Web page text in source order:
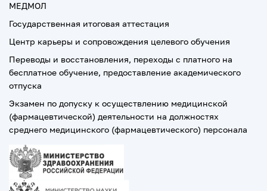
МЕДМОЛ
Государственная итоговая аттестация
Центр карьеры и сопровождения целевого обучения
Переводы и восстановления, переходы с платного на
бесплатное обучение, предоставление академического
отпуска
Экзамен по допуску к осуществлению медицинской
(фармацевтической) деятельности на должностях
среднего медицинского (фармацевтического) персонала